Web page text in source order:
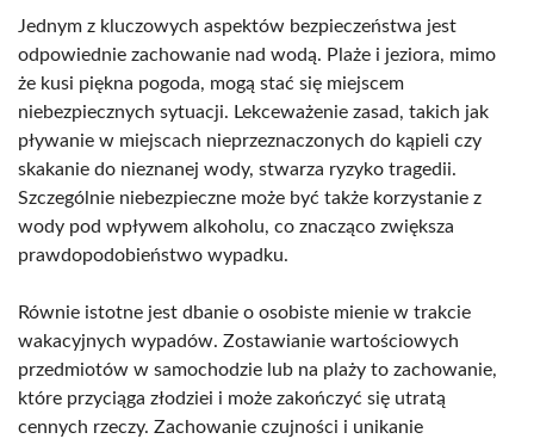
Jednym z kluczowych aspektów bezpieczeństwa jest
odpowiednie zachowanie nad wodą. Plaże i jeziora, mimo
że kusi piękna pogoda, mogą stać się miejscem
niebezpiecznych sytuacji. Lekceważenie zasad, takich jak
pływanie w miejscach nieprzeznaczonych do kąpieli czy
skakanie do nieznanej wody, stwarza ryzyko tragedii.
Szczególnie niebezpieczne może być także korzystanie z
wody pod wpływem alkoholu, co znacząco zwiększa
prawdopodobieństwo wypadku.
Równie istotne jest dbanie o osobiste mienie w trakcie
wakacyjnych wypadów. Zostawianie wartościowych
przedmiotów w samochodzie lub na plaży to zachowanie,
które przyciąga złodziei i może zakończyć się utratą
cennych rzeczy. Zachowanie czujności i unikanie